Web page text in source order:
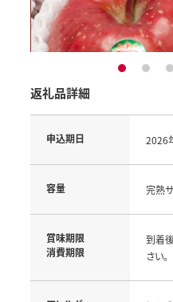
1 2 3
返礼品詳細
申込期日 2026
容量 完熟
賞味期限
消費期限
到着
さい。